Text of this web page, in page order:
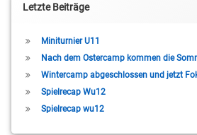
Letzte Beiträge
Miniturnier U11
Nach dem Ostercamp kommen die
Wintercamp abgeschlossen und jetzt
Spielrecap Wu12
Spielrecap wu12